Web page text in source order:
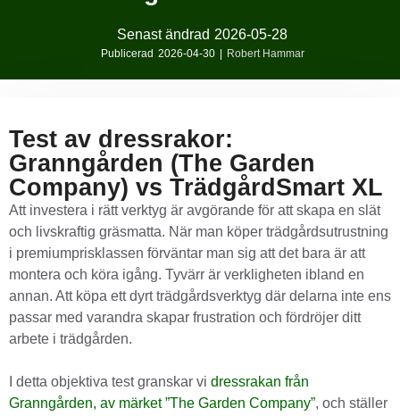
Senast ändrad 2026-05-28
Publicerad 2026-04-30 Robert Hammar
Test av dressrakor:
Granngården (The Garden
Company) vs TrädgårdSmart XL
Att investera i rätt verktyg är avgörande för att skapa en slät
och livskraftig gräsmatta. När man köper trädgårdsutrustning
i premiumprisklassen förväntar man sig att det bara är att
montera och köra igång. Tyvärr är verkligheten ibland en
annan. Att köpa ett dyrt trädgårdsverktyg där delarna inte ens
passar med varandra skapar frustration och fördröjer ditt
arbete i trädgården.
I detta objektiva test granskar vi dressrakan från
Granngården, av märket ”The Garden Company”, och ställer